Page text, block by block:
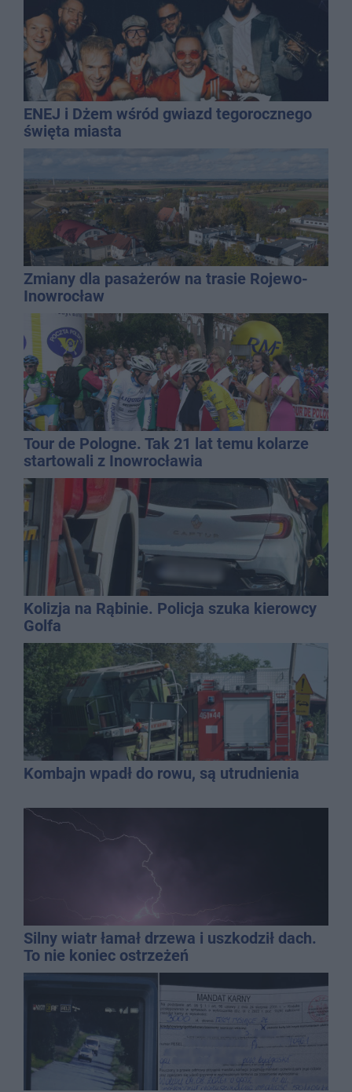
ENEJ i Dżem wśród gwiazd tegorocznego
święta miasta
Zmiany dla pasażerów na trasie Rojewo-
Inowrocław
Tour de Pologne. Tak 21 lat temu kolarze
startowali z Inowrocławia
Kolizja na Rąbinie. Policja szuka kierowcy
Golfa
Kombajn wpadł do rowu, są utrudnienia
Silny wiatr łamał drzewa i uszkodził dach.
To nie koniec ostrzeżeń